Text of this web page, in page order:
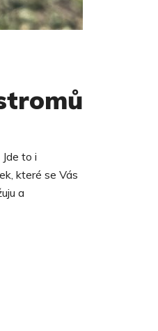
to i
které se Vás
a